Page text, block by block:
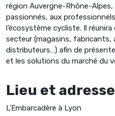
région Auvergne-Rhône-Alpes,
passionnés, aux
l’écosystème cycliste. Il
secteur (magasins, fabricants,
distributeurs…) afin de
et les solutions du marché du
Lieu et adresse
L’Embarcadère à Lyon